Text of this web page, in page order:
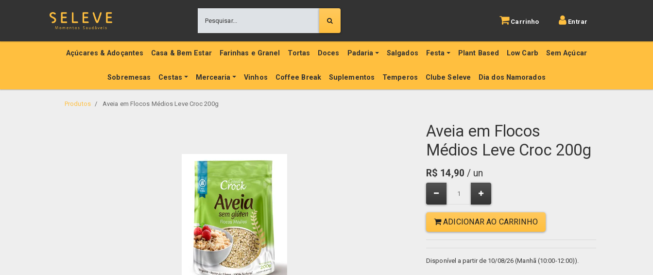
Carrinho Entrar
Açúcares & Adoçantes Casa & Bem Estar Farinhas e Granel Tortas Doces Padaria Salgados Festa Plant Based Low Carb Sem Açúcar
Sobremesas Cestas Mercearia Vinhos Coffee Break Suplementos Temperos Clube Seleve Dia dos Namorados
Produtos Aveia em Flocos Médios Leve Croc 200g
Aveia em Flocos
Médios Leve Croc 200g
R$ 14,90 / un
ADICIONAR AO CARRINHO
Disponível a partir de 10/08/26 (Manhã (10:00-12:00)).